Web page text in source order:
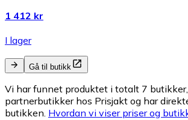
1 412 kr
I lager
Gå til butikk
Vi har funnet produktet i totalt 7
partnerbutikker hos Prisjakt og har
butikken. Hvordan vi viser priser og